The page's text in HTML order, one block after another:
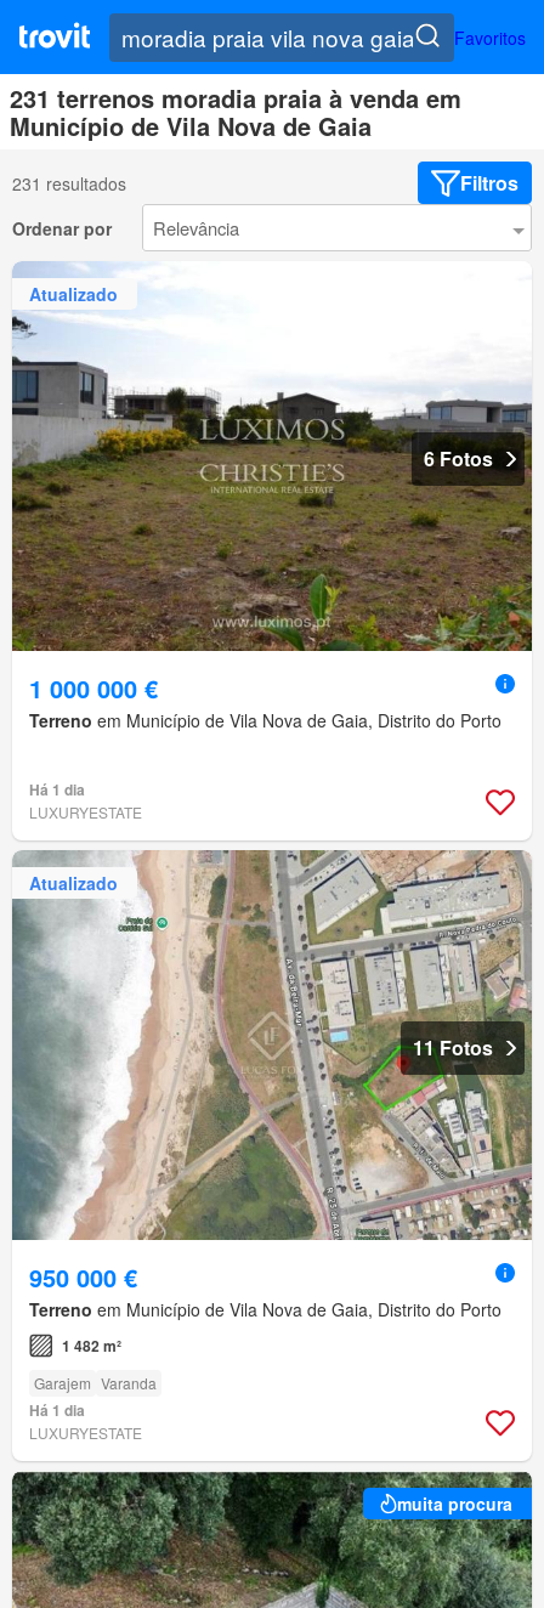
Favoritos
231 terrenos moradia praia à venda em
Município de Vila Nova de Gaia
231 resultados Filtros
Ordenar por
Atualizado
6 Fotos
1 000 000 €
Terreno em Município de Vila Nova de Gaia, Distrito do Porto
Há 1 dia
LUXURYESTATE
Atualizado
11 Fotos
950 000 €
Terreno em Município de Vila Nova de Gaia, Distrito do Porto
1 482 m²
Garajem Varanda
Há 1 dia
LUXURYESTATE
muita procura